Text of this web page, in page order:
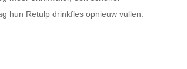
hun Retulp drinkfles opnieuw vullen.